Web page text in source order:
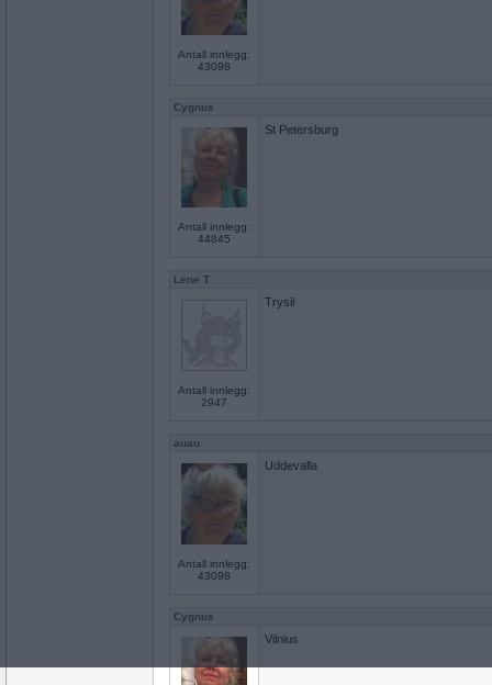
Antall innlegg:
43098
Cygnus
Antall innlegg:
44845
St Petersburg
Lene T
Antall innlegg:
2947
Trysil
auau
Antall innlegg:
43098
Uddevalla
Cygnus
Vilnius